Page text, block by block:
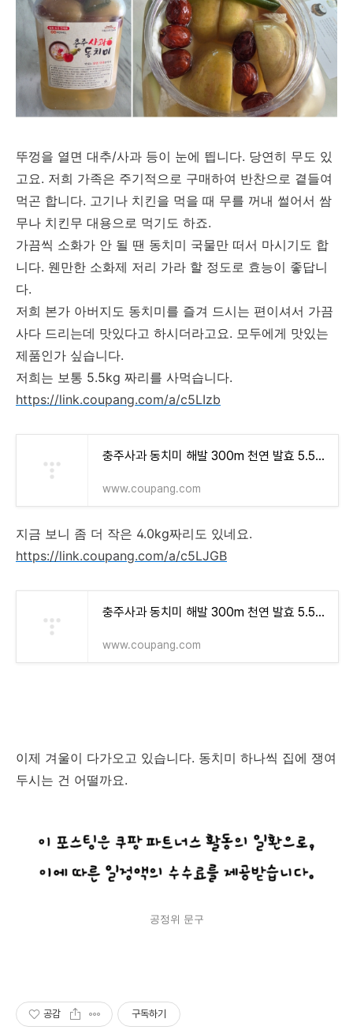
뚜껑을 열면 대추/사과 등이 눈에 띕니다. 당연히 무도 있
고요. 저희 가족은 주기적으로 구매하여 반찬으로 곁들여
먹곤 합니다. 고기나 치킨을 먹을 때 무를 꺼내 썰어서 쌈
무나 치킨무 대용으로 먹기도 하죠.
가끔씩 소화가 안 될 땐 동치미 국물만 떠서 마시기도 합
니다. 웬만한 소화제 저리 가라 할 정도로 효능이 좋답니
다.
저희 본가 아버지도 동치미를 즐겨 드시는 편이셔서 가끔
사다 드리는데 맛있다고 하시더라고요. 모두에게 맛있는
제품인가 싶습니다.
저희는 보통 5.5kg 짜리를 사먹습니다.
https://link.coupang.com/a/c5LIzb
충주사과 동치미 해발 300m 천연 발효 5.5kg, 5.5kg, 1개 - 물김치/동치미 | 쿠팡
www.coupang.com
지금 보니 좀 더 작은 4.0kg짜리도 있네요.
https://link.coupang.com/a/c5LJGB
충주사과 동치미 해발 300m 천연 발효 5.5kg, 5.5kg, 1개 - 물김치/동치미 | 쿠팡
www.coupang.com
이제 겨울이 다가오고 있습니다. 동치미 하나씩 집에 쟁여
두시는 건 어떨까요.
공정위 문구
공감 구독하기